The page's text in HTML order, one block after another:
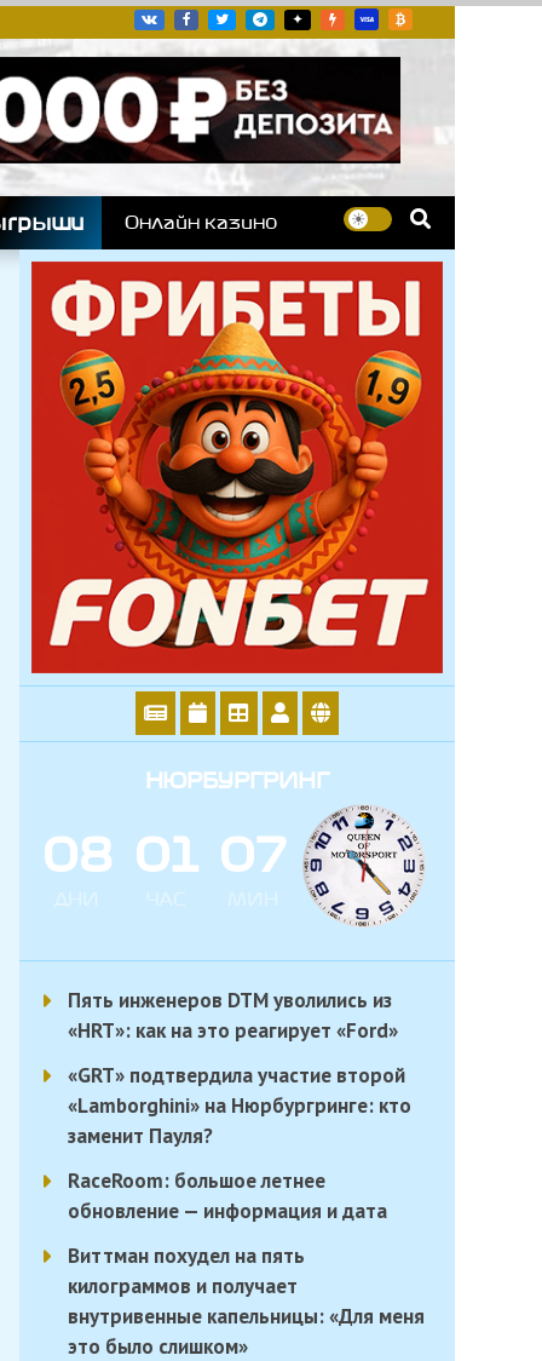
гоночных серий
Онлайн казино
НЮРБУРГРИНГ
08
ДНИ
01
ЧАС
07
МИН
Пять инженеров DTM уволились из
«HRT»: как на это реагирует «Ford»
«GRT» подтвердила участие второй
«Lamborghini» на Нюрбургринге: кто
заменит Пауля?
RaceRoom: большое летнее
обновление — информация и дата
Виттман похудел на пять
килограммов и получает
внутривенные капельницы: «Для меня
это было слишком»